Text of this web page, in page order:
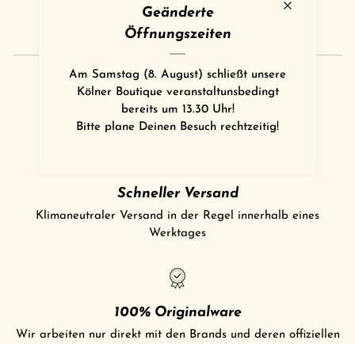
Geänderte
Öffnungszeiten
Am Samstag (8. August) schließt unsere
Kölner Boutique veranstaltunsbedingt
bereits um 13.30 Uhr!
Bitte plane Deinen Besuch rechtzeitig!
Hervorragend
basierend auf 1.488 Bewertungen
Schneller Versand
Klimaneutraler Versand in der Regel innerhalb eines
Werktages
100% Originalware
Wir arbeiten nur direkt mit den Brands und deren offiziellen